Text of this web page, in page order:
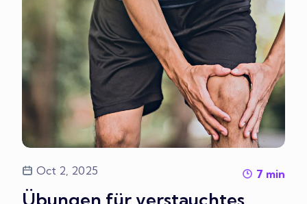
Oct 2, 2025 7 min